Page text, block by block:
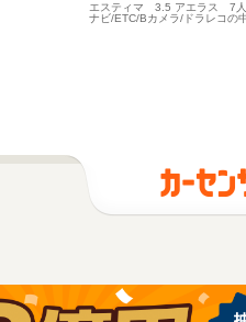
エスティマ 3.5 アエラス 7人
ナビ/ETC/Bカメラ/ドラレコの